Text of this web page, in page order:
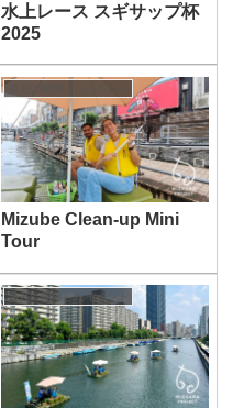
水上レース スギサップ杯
2025
Mizube Clean-up Mini
Tour
過去に開催したイベント